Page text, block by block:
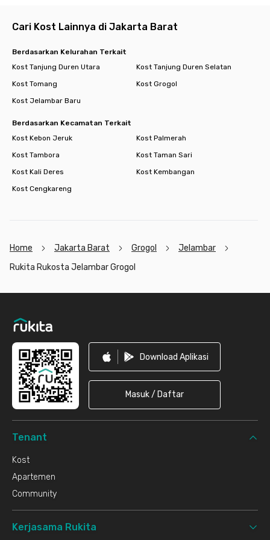
tempat beristirahat, tapi juga tentang kenyamanan hidup dan
atau siapa pun yang ingin hidup praktis di tengah hiruk-pikuk
Jakarta. Yuk, nikmati hunian modern yang lengkap dan
strategis, hanya di Rukita!
Cari Kost Lainnya di Jakarta Barat
Berdasarkan Kelurahan Terkait
Kost Tanjung Duren Utara
Kost Tanjung Duren Selatan
Kost Tomang
Kost Grogol
Kost Jelambar Baru
Berdasarkan Kecamatan Terkait
Kost Kebon Jeruk
Kost Palmerah
Kost Tambora
Kost Taman Sari
Kost Kali Deres
Kost Kembangan
Kost Cengkareng
Home Jakarta Barat Grogol
Jelambar
Rukita Rukosta Jelambar Grogol
Download Aplikasi
Masuk / Daftar
Tenant
Kost
Apartemen
Community
Kerjasama Rukita